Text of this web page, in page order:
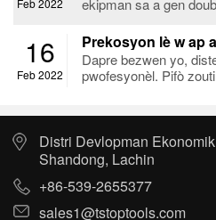
Feb 2022
16
Feb 2022
Prekosyon lè w ap
Dapre bezwen yo,
pwofesyonèl. Pifò
Distri Devlopman
Shandong, Lachin
+86-539-2655377
sales1@tstoptools.com